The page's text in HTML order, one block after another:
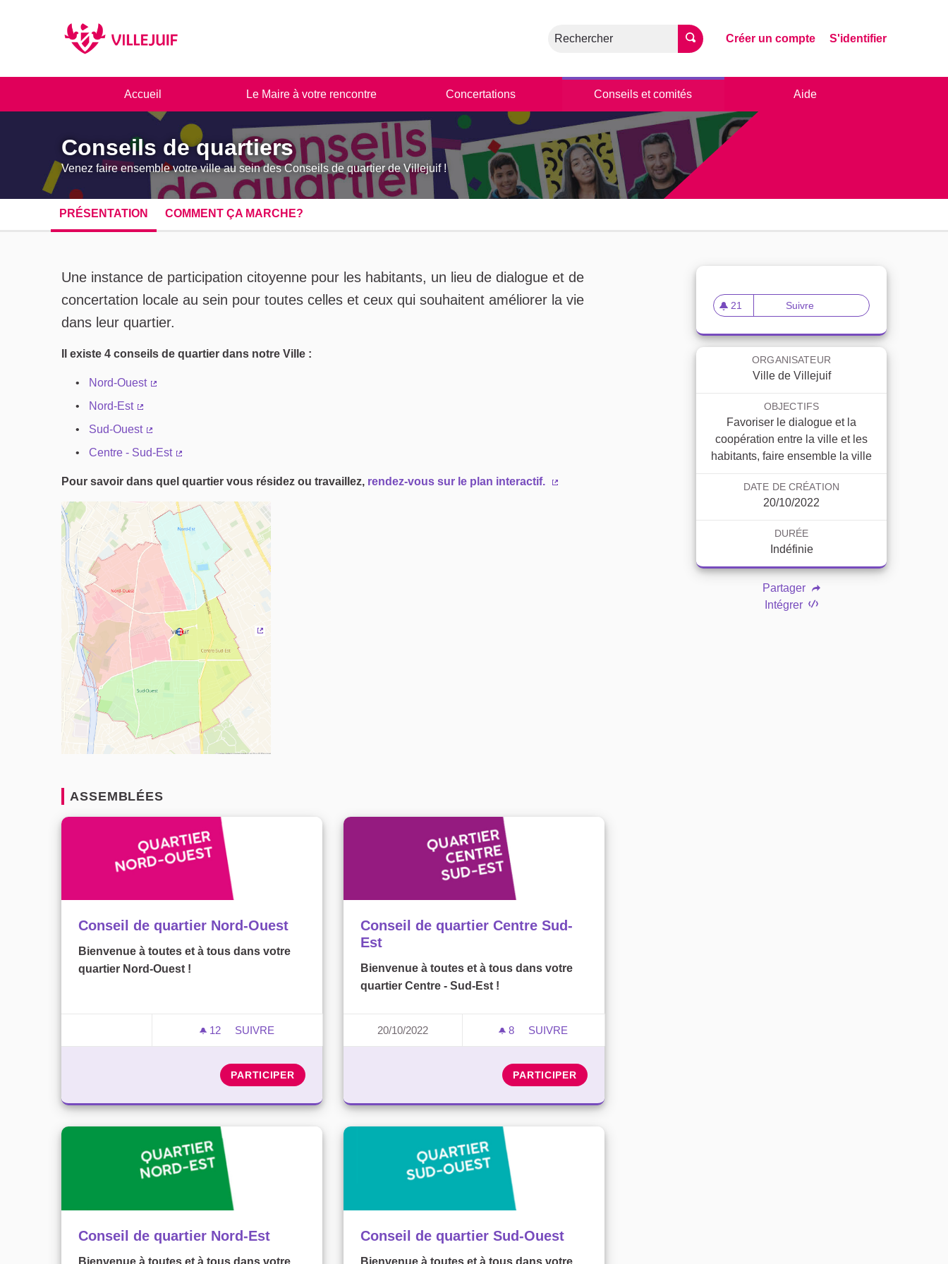
Rechercher Créer un compte S'identifier
Accueil Le Maire à votre rencontre Concertations Conseils et comités Aide
Conseils de quartiers
Venez faire ensemble votre ville au sein des Conseils de quartier de Villejuif !
PRÉSENTATION COMMENT ÇA MARCHE?
À propos de cette assemblée
Une instance de participation citoyenne pour les habitants, un lieu de dialogue et de
concertation locale au sein pour toutes celles et ceux qui souhaitent améliorer la vie
dans leur quartier.
Il existe 4 conseils de quartier dans notre Ville :
Nord-Ouest
Nord-Est
Sud-Ouest
Centre - Sud-Est
Pour savoir dans quel quartier vous résidez ou travaillez, rendez-vous sur le plan interactif.
ASSEMBLÉES
Conseil de quartier Nord-Ouest
Bienvenue à toutes et à tous dans votre
quartier Nord-Ouest !
12 12 ABONNÉS
SUIVRE
PARTICIPER
Conseil de quartier Centre Sud-
Est
Bienvenue à toutes et à tous dans votre
quartier Centre - Sud-Est !
20/10/2022 8 8 ABONNÉS
SUIVRE
PARTICIPER
Conseil de quartier Nord-Est
Bienvenue à toutes et à tous dans votre
Conseil de quartier Sud-Ouest
Bienvenue à toutes et à tous dans votre
21
21 abonnés
Suivre Conseils de quartiers
ORGANISATEUR
Ville de Villejuif
OBJECTIFS
Favoriser le dialogue et la
coopération entre la ville et les
habitants, faire ensemble la ville
DATE DE CRÉATION
20/10/2022
DURÉE
Indéfinie
Partager
Intégrer